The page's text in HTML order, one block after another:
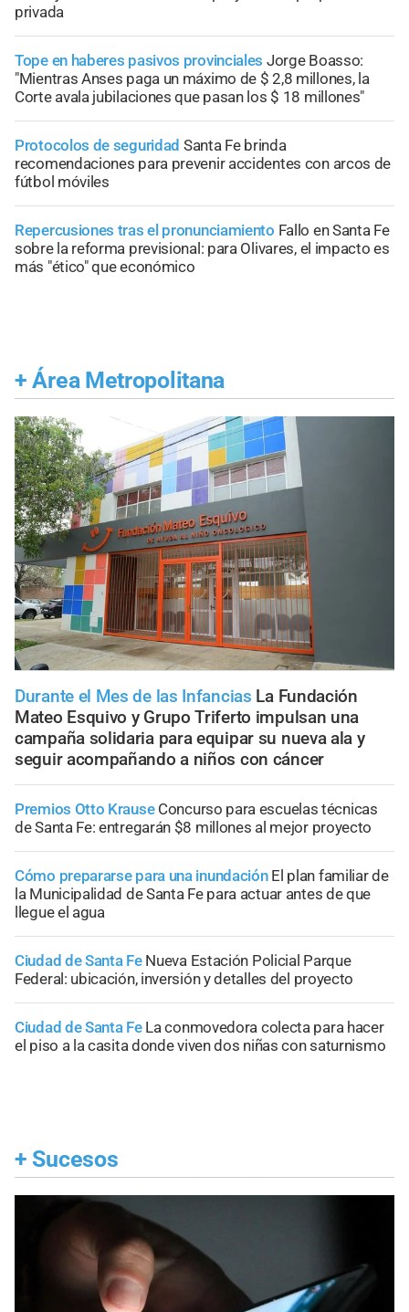
privada
Tope en haberes pasivos provinciales Jorge Boasso:
"Mientras Anses paga un máximo de $ 2,8 millones, la
Corte avala jubilaciones que pasan los $ 18 millones"
Protocolos de seguridad Santa Fe brinda
recomendaciones para prevenir accidentes con arcos de
fútbol móviles
Repercusiones tras el pronunciamiento Fallo en Santa Fe
sobre la reforma previsional: para Olivares, el impacto es
más "ético" que económico
+ Área Metropolitana
Durante el Mes de las Infancias La Fundación
Mateo Esquivo y Grupo Triferto impulsan una
campaña solidaria para equipar su nueva ala y
seguir acompañando a niños con cáncer
Premios Otto Krause Concurso para escuelas técnicas
de Santa Fe: entregarán $8 millones al mejor proyecto
Cómo prepararse para una inundación El plan familiar de
la Municipalidad de Santa Fe para actuar antes de que
llegue el agua
Ciudad de Santa Fe Nueva Estación Policial Parque
Federal: ubicación, inversión y detalles del proyecto
Ciudad de Santa Fe La conmovedora colecta para hacer
el piso a la casita donde viven dos niñas con saturnismo
+ Sucesos